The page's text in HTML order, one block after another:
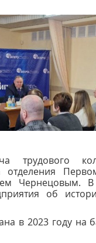
трудового
отделения
Чернецовым.
об
в 2023 году на